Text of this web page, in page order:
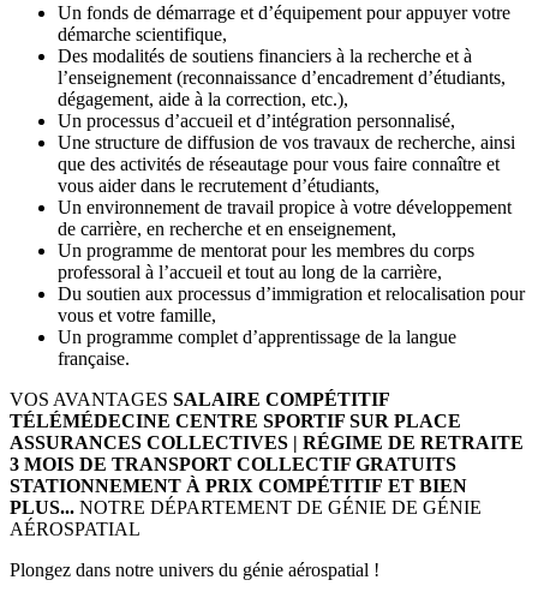
Un fonds de démarrage et d’équipement pour appuyer votre
démarche scientifique,
Des modalités de soutiens financiers à la recherche et à
l’enseignement (reconnaissance d’encadrement d’étudiants,
dégagement, aide à la correction, etc.),
Un processus d’accueil et d’intégration personnalisé,
Une structure de diffusion de vos travaux de recherche, ainsi
que des activités de réseautage pour vous faire connaître et
vous aider dans le recrutement d’étudiants,
Un environnement de travail propice à votre développement
de carrière, en recherche et en enseignement,
Un programme de mentorat pour les membres du corps
professoral à l’accueil et tout au long de la carrière,
Du soutien aux processus d’immigration et relocalisation pour
vous et votre famille,
Un programme complet d’apprentissage de la langue
française.
VOS AVANTAGES SALAIRE COMPÉTITIF
TÉLÉMÉDECINE CENTRE SPORTIF SUR PLACE
ASSURANCES COLLECTIVES | RÉGIME DE RETRAITE
3 MOIS DE TRANSPORT COLLECTIF GRATUITS
STATIONNEMENT À PRIX COMPÉTITIF ET BIEN
PLUS... NOTRE DÉPARTEMENT DE GÉNIE DE GÉNIE
AÉROSPATIAL
Plongez dans notre univers du génie aérospatial !